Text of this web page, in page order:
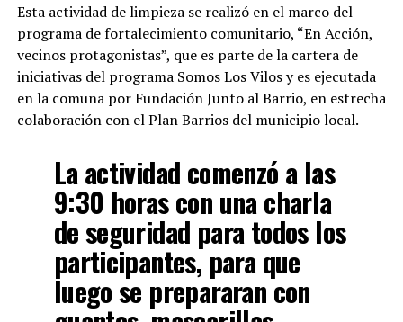
Esta actividad de limpieza se realizó en el marco del
programa de fortalecimiento comunitario, “En Acción,
vecinos protagonistas”, que es parte de la cartera de
iniciativas del programa Somos Los Vilos y es ejecutada
en la comuna por Fundación Junto al Barrio, en estrecha
colaboración con el Plan Barrios del municipio local.
La actividad comenzó a las
9:30 horas con una charla
de seguridad para todos los
participantes, para que
luego se prepararan con